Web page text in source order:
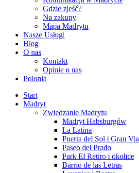
Gdzie zjeść?
Na zakupy
Mapa Madrytu
Nasze Usługi
Blog
O nas
Kontakt
Opinie o nas
Polonia
Start
Madryt
Zwiedzanie Madrytu
Madryt Habsburgów
La Latina
Puerta del Sol i Gran Via
Paseo del Prado
Park El Retiro i okolice
Barrio de las Letras